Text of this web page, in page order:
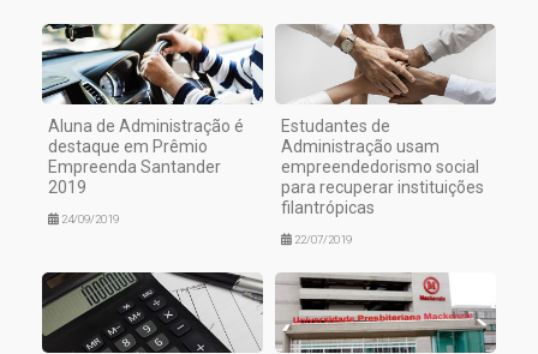
Aluna de Administração é
destaque em Prêmio
Empreenda Santander
2019
24/09/2019
Estudantes de
Administração usam
empreendedorismo social
para recuperar instituições
filantrópicas
22/07/2019